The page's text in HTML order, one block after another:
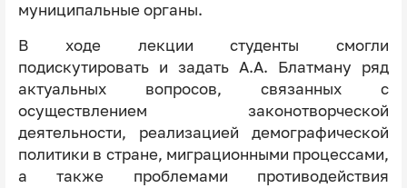
муниципальные органы.
В ходе лекции студенты смогли
подискутировать и задать А.А. Блатману ряд
актуальных вопросов, связанных с
осуществлением законотворческой
деятельности, реализацией демографической
политики в стране, миграционными процессами,
а также проблемами противодействия